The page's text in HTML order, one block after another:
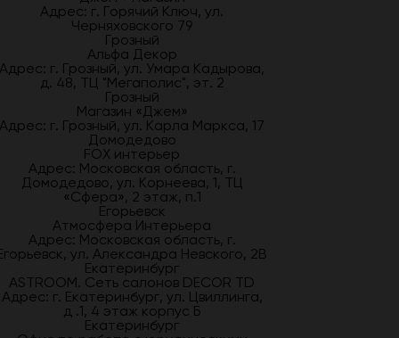
Адрес: г. Горячий Ключ, ул.
Черняховского 79
Грозный
Альфа Декор
Адрес: г. Грозный, ул. Умара Кадырова,
д. 48, ТЦ "Мегаполис", эт. 2
Грозный
Магазин «Джем»
Адрес: г. Грозный, ул. Карла Маркса, 17
Домодедово
FOX интерьер
Адрес: Московская область, г.
Домодедово, ул. Корнеева, 1, ТЦ
«Сфера», 2 этаж, п.1
Егорьевск
Атмосфера Интерьера
Адрес: Московская область, г.
ул. Александра Невского, 2В
Екатеринбург
ASTROOM. Сеть салонов DECOR TD
Адрес: г. Екатеринбург, ул. Цвиллинга,
д .1, 4 этаж корпус Б
Екатеринбург